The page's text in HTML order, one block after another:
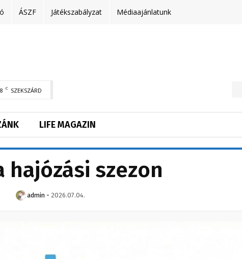
ÁSZF Játékszabályzat Médiaajánlatunk
C SZEKSZÁRD
LIFE MAGAZIN
hajózási szezon
admin - 2026.07.04.